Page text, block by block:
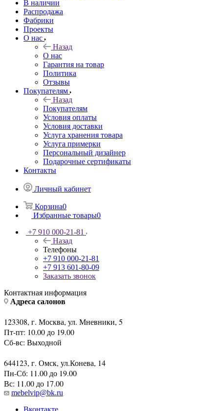
В наличии
Распродажа
Фабрики
Проекты
О нас
Назад
О нас
Гарантия на товар
Политика
Отзывы
Покупателям
Назад
Покупателям
Условия оплаты
Условия доставки
Услуга хранения товара
Услуга примерки
Персональный дизайнер
Подарочные сертификаты
Контакты
Личный кабинет
Корзина0
Избранные товары0
+7 910 000-21-81
Назад
Телефоны
+7 910 000-21-81
+7 913 601-80-09
Заказать звонок
Контактная информация
Адреса салонов
123308, г. Москва, ул. Мневники, 5
Пт-пт: 10.00 до 19.00
Сб-вс: Выходной
644123, г. Омск, ул.Конева, 14
Пн-Сб: 11.00 до 19.00
Вс: 11.00 до 17.00
mebelvip@bk.ru
Вконтакте